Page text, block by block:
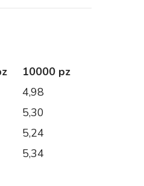
10000 pz
4,98
5,30
5,24
5,34